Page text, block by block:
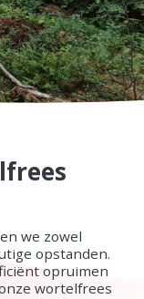
we zowel
opstanden.
opruimen
wortelfrees